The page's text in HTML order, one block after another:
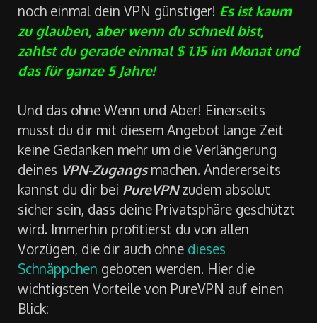
noch einmal dein VPN günstiger! Es ist kaum
zu glauben, aber wenn du schnell bist,
zahlst du gerade einmal $ 1.15 im Monat und
das für ganze 5 Jahre!
Und das ohne Wenn und Aber! Einerseits
musst du dir mit diesem Angebot lange Zeit
keine Gedanken mehr um die Verlängerung
deines VPN-Zugangsmachen. Andererseits
kannst du dir bei PureVPNzudem absolut
sicher sein, dass deine Privatsphäre geschützt
wird. Immerhin profitierst du von allen
Vorzügen, die dir auch ohne dieses
Schnäppchen geboten werden. Hier die
wichtigsten Vorteile von PureVPN auf einen
Blick: